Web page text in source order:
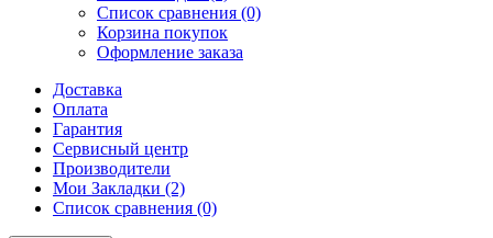
Список сравнения (0)
Корзина покупок
Оформление заказа
Доставка
Оплата
Гарантия
Сервисный центр
Производители
Мои Закладки (2)
Список сравнения (0)